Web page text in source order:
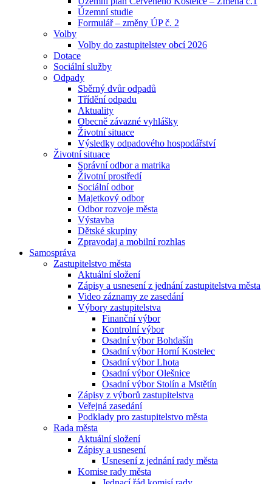
Územní studie
Formulář – změny ÚP č. 2
Volby
Volby do zastupitelstev obcí 2026
Dotace
Sociální služby
Odpady
Sběrný dvůr odpadů
Třídění odpadu
Aktuality
Obecně závazné vyhlášky
Životní situace
Výsledky odpadového hospodářství
Životní situace
Správní odbor a matrika
Životní prostředí
Sociální odbor
Majetkový odbor
Odbor rozvoje města
Výstavba
Dětské skupiny
Zpravodaj a mobilní rozhlas
Samospráva
Zastupitelstvo města
Aktuální složení
Zápisy a usnesení z jednání zastupitelstva města
Video záznamy ze zasedání
Výbory zastupitelstva
Finanční výbor
Kontrolní výbor
Osadní výbor Bohdašín
Osadní výbor Horní Kostelec
Osadní výbor Lhota
Osadní výbor Olešnice
Osadní výbor Stolín a Mstětín
Zápisy z výborů zastupitelstva
Veřejná zasedání
Podklady pro zastupitelstvo města
Rada města
Aktuální složení
Zápisy a usnesení
Usnesení z jednání rady města
Komise rady města